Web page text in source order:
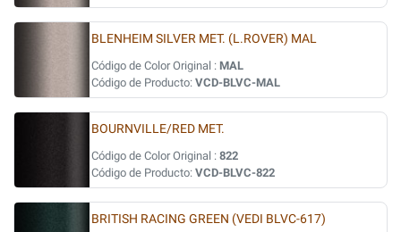
BLENHEIM SILVER MET. (L.ROVER) MAL
Código de Color Original : MAL
Código de Producto: VCD-BLVC-MAL
BOURNVILLE/RED MET.
Código de Color Original : 822
Código de Producto: VCD-BLVC-822
BRITISH RACING GREEN (VEDI BLVC-617)